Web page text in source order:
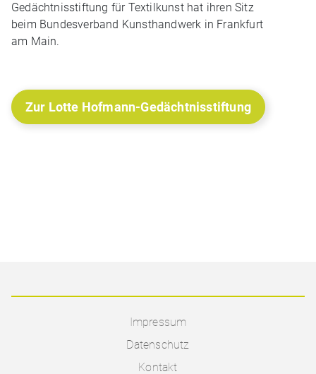
Gedächtnisstiftung für Textilkunst hat ihren Sitz
beim Bundesverband Kunsthandwerk in Frankfurt
am Main.
Zur Lotte Hofmann-Gedächtnisstiftung
Impressum
Datenschutz
Kontakt